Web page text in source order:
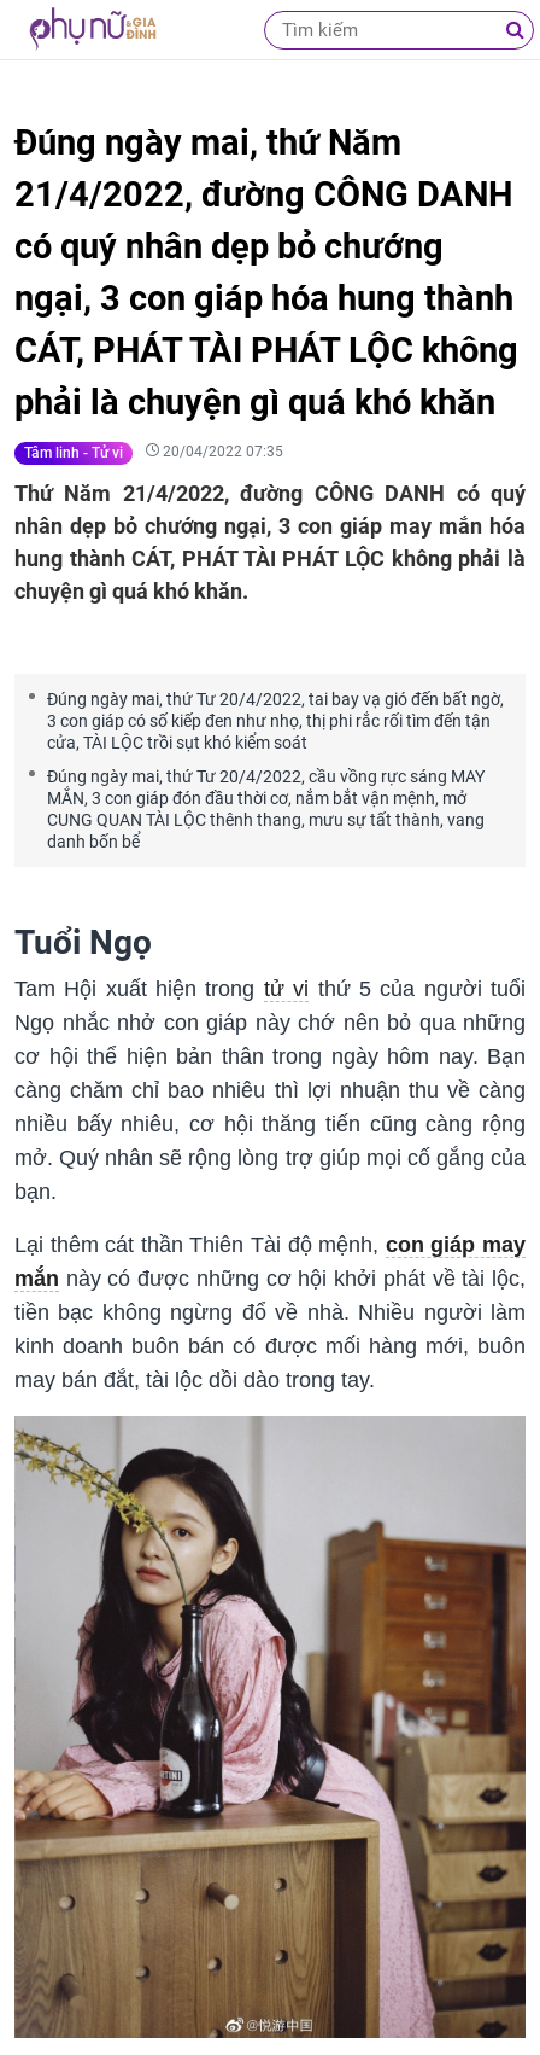
Đúng ngày mai, thứ Năm
21/4/2022, đường CÔNG DANH
có quý nhân dẹp bỏ chướng
ngại, 3 con giáp hóa hung thành
CÁT, PHÁT TÀI PHÁT LỘC không
phải là chuyện gì quá khó khăn
Tâm linh - Tử vi 20/04/2022 07:35
Thứ Năm 21/4/2022, đường CÔNG DANH có quý
nhân dẹp bỏ chướng ngại, 3 con giáp may mắn hóa
hung thành CÁT, PHÁT TÀI PHÁT LỘC không phải là
chuyện gì quá khó khăn.
Đúng ngày mai, thứ Tư 20/4/2022, tai bay vạ gió đến bất ngờ,
3 con giáp có số kiếp đen như nhọ, thị phi rắc rối tìm đến tận
cửa, TÀI LỘC trồi sụt khó kiểm soát
Đúng ngày mai, thứ Tư 20/4/2022, cầu vồng rực sáng MAY
MẮN, 3 con giáp đón đầu thời cơ, nắm bắt vận mệnh, mở
CUNG QUAN TÀI LỘC thênh thang, mưu sự tất thành, vang
danh bốn bể
Tuổi Ngọ
Tam Hội xuất hiện trong tử vi thứ 5 của người tuổi
Ngọ nhắc nhở con giáp này chớ nên bỏ qua những
cơ hội thể hiện bản thân trong ngày hôm nay. Bạn
càng chăm chỉ bao nhiêu thì lợi nhuận thu về càng
nhiều bấy nhiêu, cơ hội thăng tiến cũng càng rộng
mở. Quý nhân sẽ rộng lòng trợ giúp mọi cố gắng của
bạn.
Lại thêm cát thần Thiên Tài độ mệnh, con giáp may
mắn này có được những cơ hội khởi phát về tài lộc,
tiền bạc không ngừng đổ về nhà. Nhiều người làm
kinh doanh buôn bán có được mối hàng mới, buôn
may bán đắt, tài lộc dồi dào trong tay.